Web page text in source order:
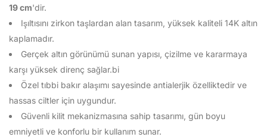
19cm'dir.
Işıltısını zirkon taşlardan alan tasarım, yüksek kaliteli 14K altın
kaplamadır.
Gerçek altın görünümü sunan yapısı, çizilme ve kararmaya
karşı yüksek direnç sağlar.bi
Özel tıbbi bakır alaşımı sayesinde antialerjik özelliktedir ve
hassas ciltler için uygundur.
Güvenli kilit mekanizmasına sahip tasarımı, gün boyu
emniyetli ve konforlu bir kullanım sunar.